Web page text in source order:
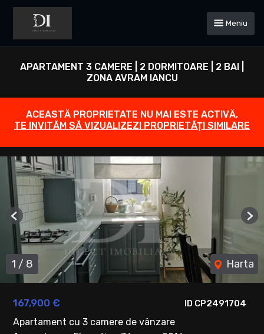
Meniu
APARTAMENT 3 CAMERE | 2 DORMITOARE | 2 BAI |
ZONA AVRAM IANCU
ACEASTĂ PROPRIETATE NU MAI ESTE ACTIVĂ,
TE INVITĂM SĂ VIZUALIZEZI PROPRIETĂȚI SIMILARE
ID CP2491704
167,900 €
Apartament cu 3 camere de vânzare
1 / 8 Harta
Previous